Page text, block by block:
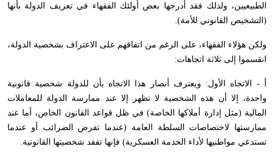
الطبيعيين، ولذلك فقد أدرجها بعض أولئك الفقهاء في تعريف الدولة بأنها
(التشخيص القانوني للأمة).
ولكن هؤلاء الفقهاء، على الرغم من اتفاقهم على الاعتراف بشخصية الدولة،
انقسموا إلى ثلاثة اتجاهات:
أ - الاتجاه الأول: ويعترف أنصار هذا الاتجاه بأن للدولة شخصية قانونية
واحدة، إلا أن هذه الشخصية لا تظهر إلا عند ممارسة الدولة للمعاملات
المالية (مثل إدارة أملاكها الخاصة) في ظل قواعد القانون الخاص، أما عند
ممارستها لاختصاصات السلطة العامة (عندما تفرض الضرائب أو عندما
تستدعي مواطنيها لأداء الخدمة العسكرية) فإنها تفقد شخصيتها القانونية.